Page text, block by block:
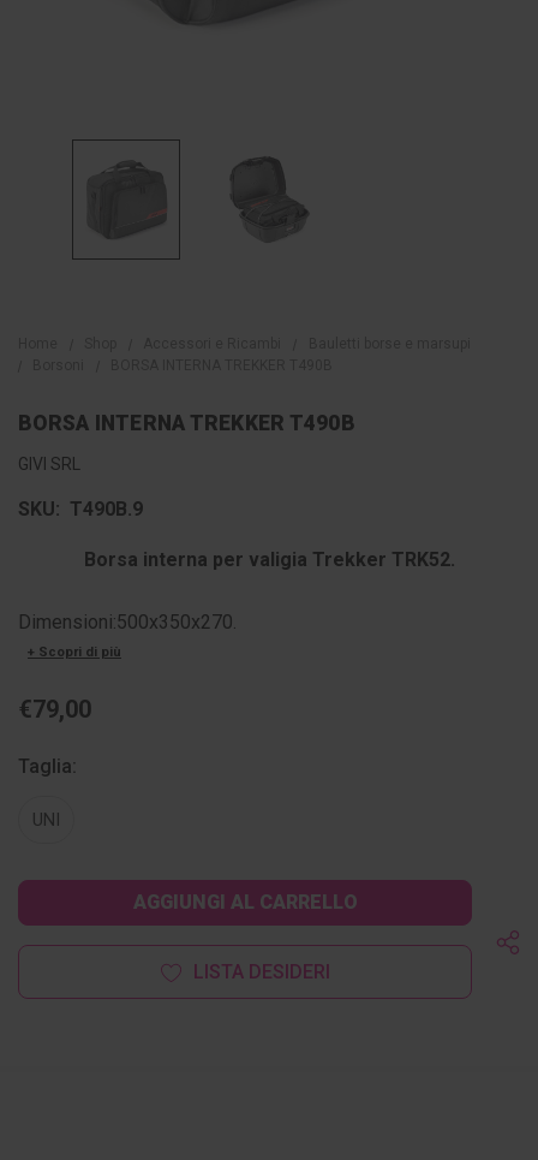
BORSA INTERNA TREKKER T490B
GIVI SRL
SKU: T490B.9
Borsa interna per valigia Trekker TRK52.
Dimensioni:500x350x270.
+ Scopri di più
€79,00
Taglia:
UNI
attuale:
LISTA DESIDERI